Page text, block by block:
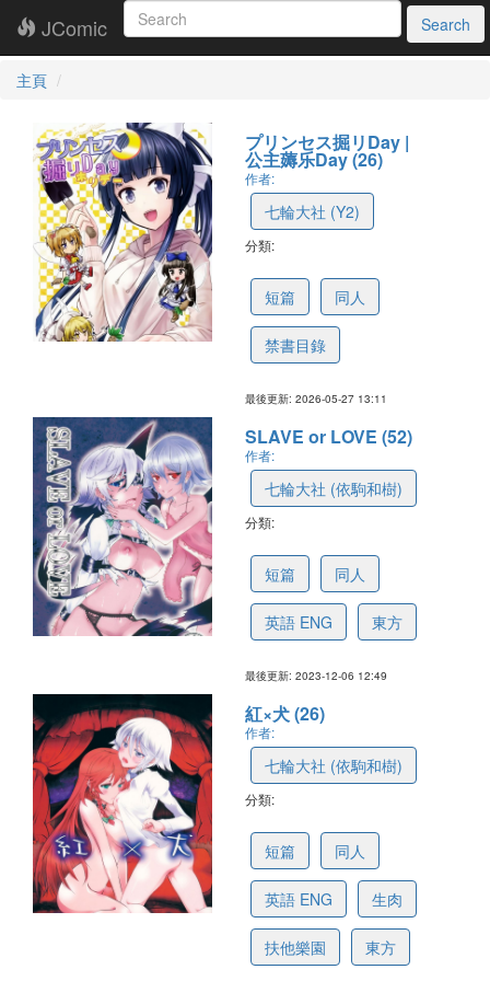
JComic Search
主頁
プリンセス掘リDay |
公主薅乐Day (26)
作者:
七輪大社 (Y2)
分類:
短篇 同人
禁書目錄
最後更新: 2026-05-27 13:11
SLAVE or LOVE (52)
作者:
七輪大社 (依駒和樹)
分類:
短篇 同人
英語 ENG 東方
最後更新: 2023-12-06 12:49
紅×犬 (26)
作者:
七輪大社 (依駒和樹)
分類:
短篇 同人
英語 ENG 生肉
扶他樂園 東方